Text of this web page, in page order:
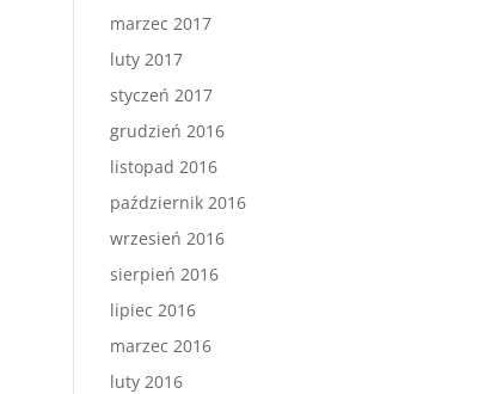
marzec 2017
luty 2017
styczeń 2017
grudzień 2016
listopad 2016
październik 2016
wrzesień 2016
sierpień 2016
lipiec 2016
marzec 2016
luty 2016